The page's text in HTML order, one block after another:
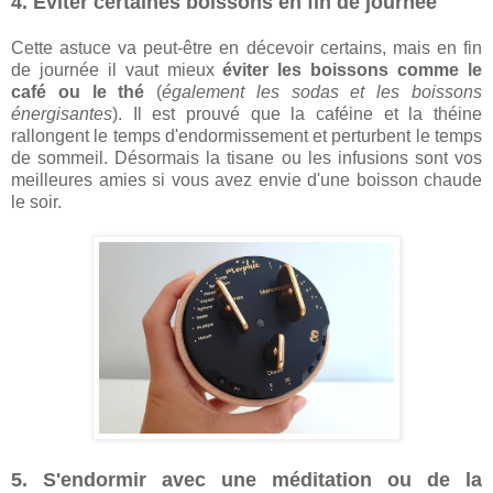
Cette astuce va peut-être en décevoir certains, mais en fin
de journée il vaut mieuxéviter les boissons comme le
café ou le thé (également les sodas et les boissons
énergisantes). Il est prouvé que la caféine et la théine
rallongent le temps d'endormissement et perturbent le temps
de sommeil. Désormais la tisane ou les infusions sont vos
meilleures amies si vous avez envie d'une boisson chaude
le soir.
5. S'endormir avec une méditation ou de la